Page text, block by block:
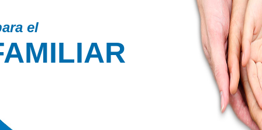
Contamos con
a las